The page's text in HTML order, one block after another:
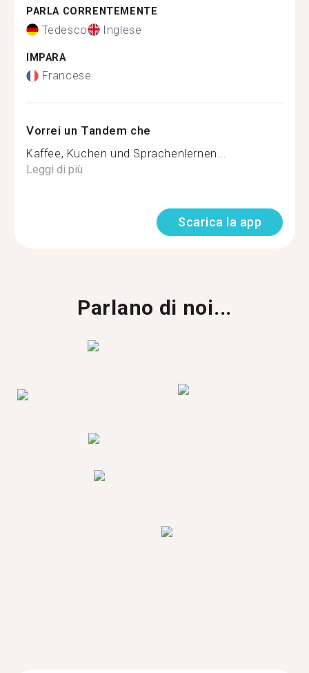
PARLA CORRENTEMENTE
Tedesco Inglese
IMPARA
Francese
Vorrei un Tandem che
Kaffee, Kuchen und Sprachenlernen...
Leggi di più
Scarica la app
Parlano di noi...